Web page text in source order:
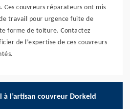
Ces couvreurs réparateurs ont mis
travail pour urgence fuite de
forme de toiture. Contactez
de l’expertise de ces couvreurs
l’artisan couvreur Dorkeld